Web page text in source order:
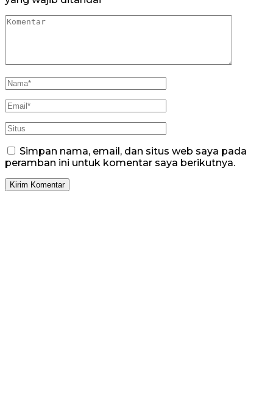
Simpan nama, email, dan situs web saya pada
peramban ini untuk komentar saya berikutnya.